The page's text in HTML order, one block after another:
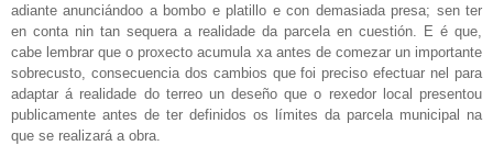
adiante anunciándoo a bombo e platillo e con demasiada presa; sen ter
en conta nin tan sequera a realidade da parcela en cuestión. E é que,
cabe lembrar que o proxecto acumula xa antes de comezar un importante
sobrecusto, consecuencia dos cambios que foi preciso efectuar nel para
adaptar á realidade do terreo un deseño que o rexedor local presentou
publicamente antes de ter definidos os límites da parcela municipal na
que se realizará a obra.